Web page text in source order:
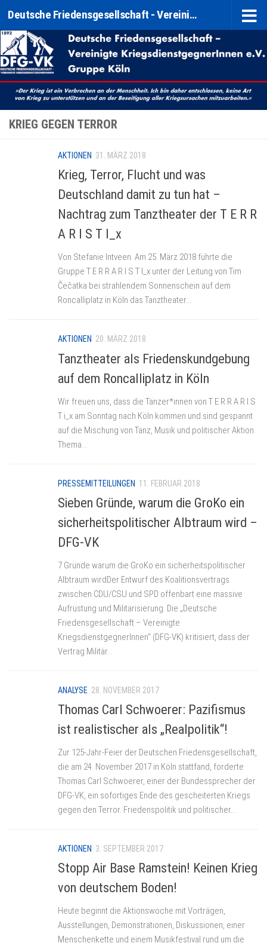
Zum Inhalt springen Deutsche Friedensgesellschaft - Vereinigte KriegsdienstgegnerInnen e. V. (DFG-VK) Gruppe Köln
KRIEG GEGEN TERROR
AKTIONEN 31. MÄRZ 2018
Krieg, Terror, Flucht und was
Deutschland damit zu tun hat –
Nachtrag zum Tanztheater der T E R R
A R I S T I_x
Von Stefanie Intveen. Am 25. März 2018 führte die
Gruppe T E R R A R I S T I_x unter der Leitung von Tim
Čečatka bei strahlendem Sonnenschein auf dem
Roncalliplatz in Köln das Tanztheater...
AKTIONEN 20. MÄRZ 2018
Tanztheater als Friedenskundgebung
auf dem Roncalliplatz in Köln
Wir freuen uns, dass die Tänzer*innen von T E R R A R I S
T i_x am Sonntag nach Köln kommen und sind gespannt
auf die Mischung von Tanz, Musik und politischer Aktion.
Thema...
PRESSEMITTEILUNGEN 11. FEBRUAR 2018
Sieben Gründe, warum die GroKo ein
sicherheitspolitischer Albtraum wird –
DFG-VK
7 Gründe warum die GroKo ein sicherheitspolitischer
Albtraum wirdDer Entwurf des Koalitionsvertrags
zwischen CDU/CSU und SPD offenbart eine massive
Aufrüstung und Militarisierung. Die „Deutsche
Friedensgesellschaft – Vereinigte
KriegsdienstgegnerInnen“ (DFG-VK) kritisiert, dass der
Vertrag Militär...
ANALYSE 28. NOVEMBER 2017
Thomas Carl Schwoerer: Pazifismus
ist realistischer als „Realpolitik“!
Zur 125-Jahr-Feier der Deutschen Friedensgesellschaft,
die am 24. November 2017 in Köln stattfand, forderte
Thomas Carl Schwoerer, einer der Bundessprecher der
DFG-VK, ein sofortiges Ende des gescheiterten Kriegs
gegen den Terror. Friedenspolitik und politischer...
AKTIONEN 3. SEPTEMBER 2017
Stopp Air Base Ramstein! Keinen Krieg
von deutschem Boden!
Heute beginnt die Aktionswoche mit Vorträgen,
Ausstellungen, Demonstrationen, Diskussionen, einer
Menschenkette und einem Musikfestival rund um die